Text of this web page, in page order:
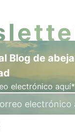
Blog de
electrónico aquí*